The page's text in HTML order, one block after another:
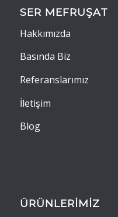
SER MEFRUŞAT
Hakkımızda
Basında Biz
Referanslarımız
İletişim
Blog
ÜRÜNLERİMİZ